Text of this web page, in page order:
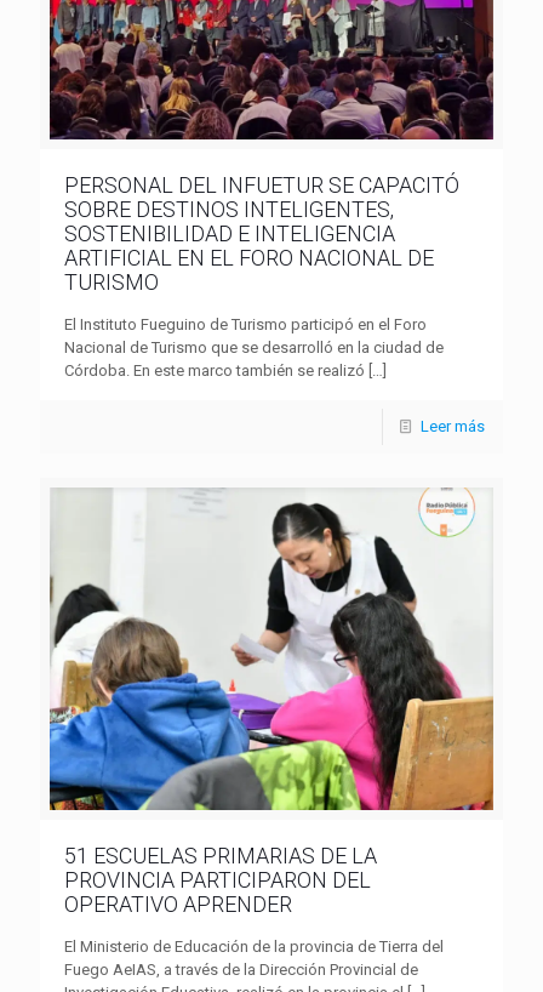
PERSONAL DEL INFUETUR SE CAPACITÓ
SOBRE DESTINOS INTELIGENTES,
SOSTENIBILIDAD E INTELIGENCIA
ARTIFICIAL EN EL FORO NACIONAL DE
TURISMO
El Instituto Fueguino de Turismo participó en el Foro
Nacional de Turismo que se desarrolló en la ciudad de
Córdoba. En este marco también se realizó […]
Leer más
51 ESCUELAS PRIMARIAS DE LA
PROVINCIA PARTICIPARON DEL
OPERATIVO APRENDER
El Ministerio de Educación de la provincia de Tierra del
Fuego AeIAS, a través de la Dirección Provincial de